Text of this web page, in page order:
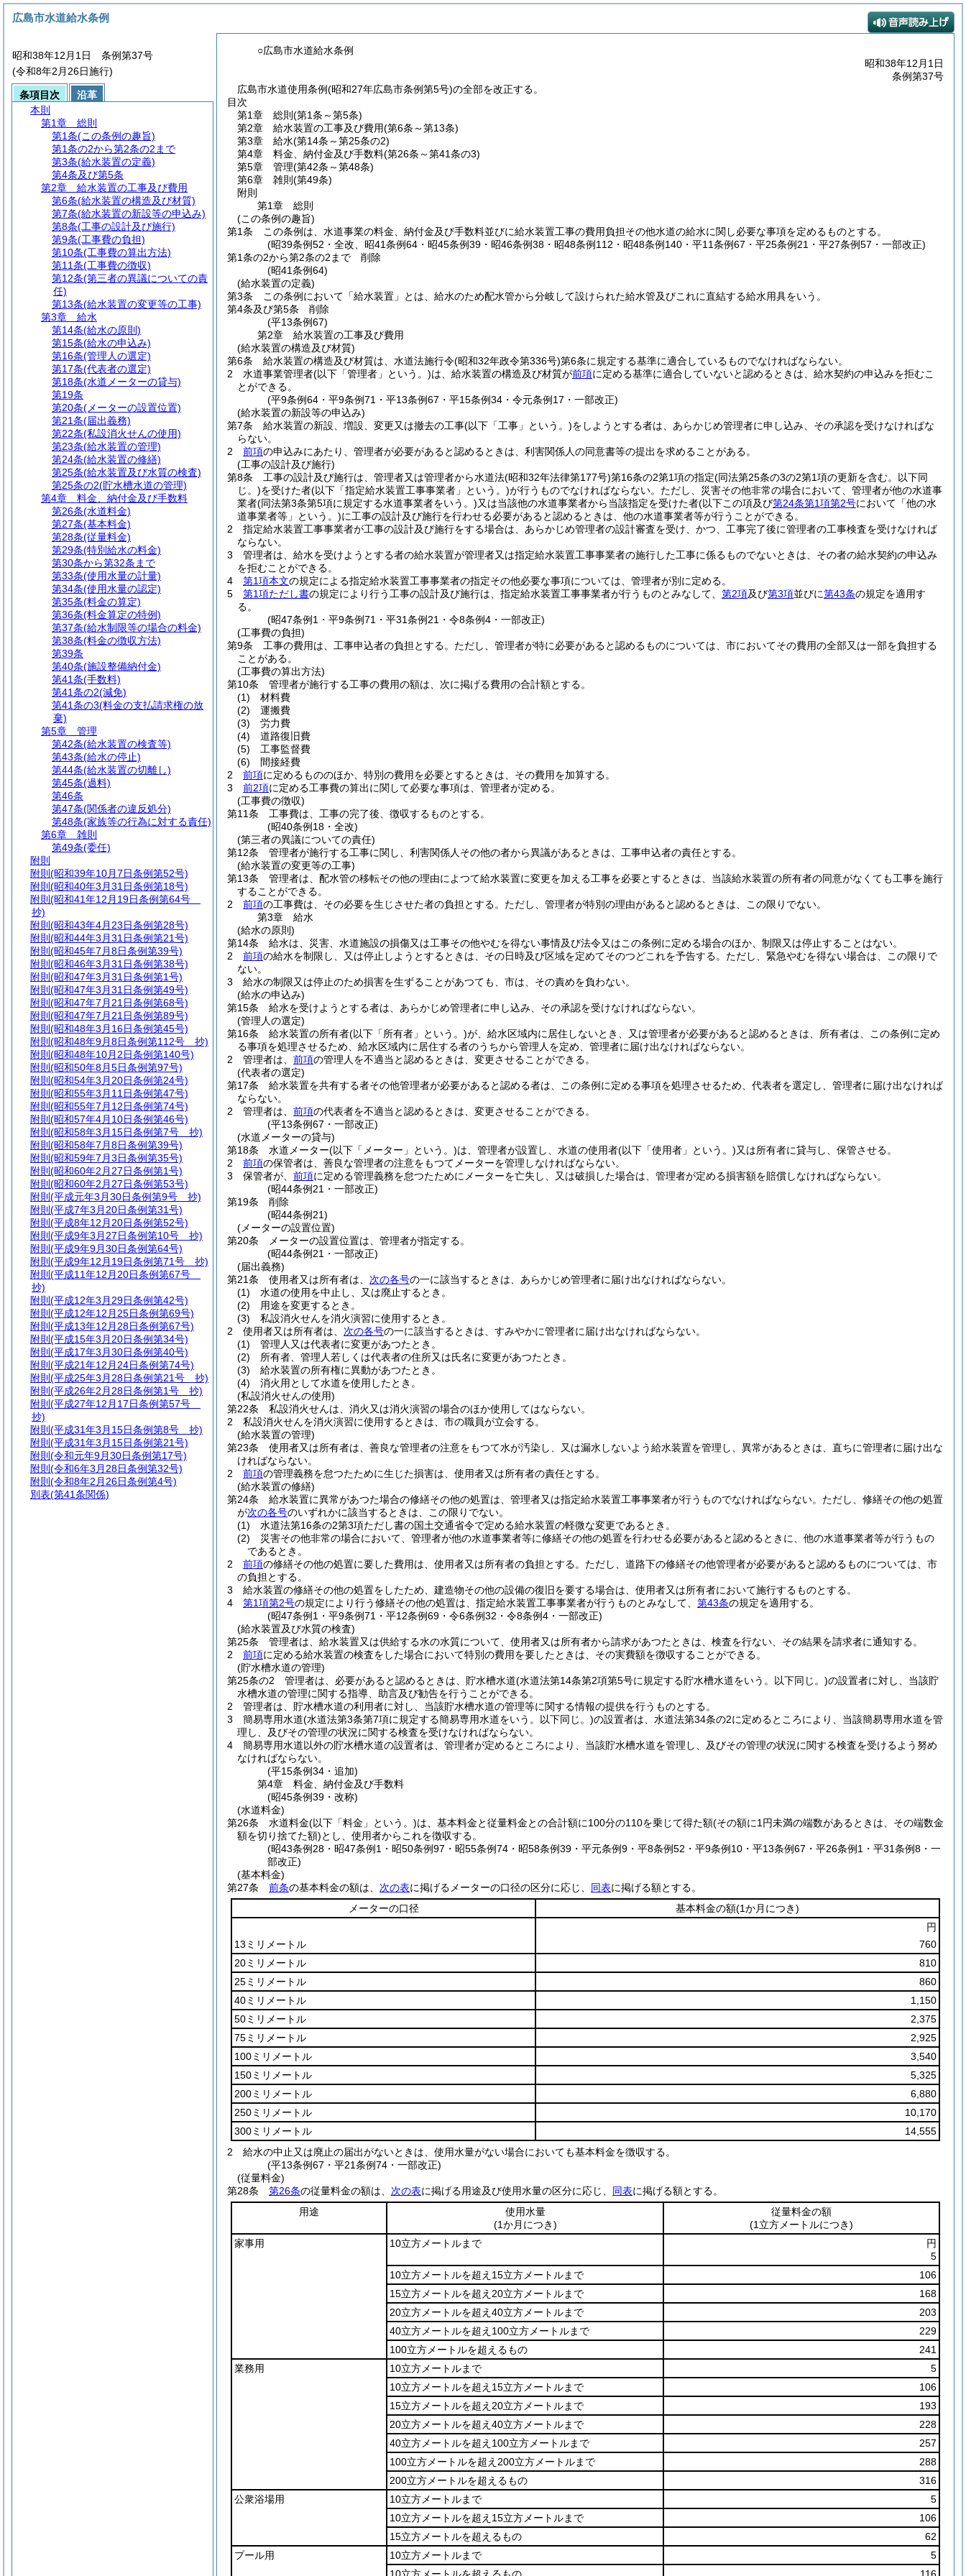
○広島市水道給水条例
昭和38年12月1日
条例第37号
広島市水道使用条例(昭和27年広島市条例第5号)の全部を改正する。
目次
第1章
総則 (第1条～第5条)
第2章
給水装置の工事及び費用(第6条～第13条)
第3章
給水(第14条～第25条の2)
第4章
料金、納付金及び手数料(第26条～第41条の3)
第5章
管理(第42条～第48条)
第6章
雑則 (第49条)
附則
第1章
総則
(この条例の趣旨)
第1条
この条例は、水道事業の料金、納付金及び手数料並びに給水装置工事の費用負担その他水道の給水に関し必要な事項を定めるものとする。
(昭39条例52・全改、昭41条例64・昭45条例39・昭46条例38・昭48条例112・昭48条例140・平11条例67・平25条例21・平27条例57・一部改正)
第1条の2から第2条の2まで
削除
(昭41条例64)
(給水装置の定義)
第3条
この条例において「給水装置」とは、給水のため配水管から分岐して設けられた給水管及びこれに直結する給水用具をいう。
第4条及び第5条
削除
(平13条例67)
第2章
給水装置の工事及び費用
(給水装置の構造及び材質)
第6条
給水装置の構造及び材質は、水道法施行令(昭和32年政令第336号)第6条に規定する基準に適合しているものでなければならない。
2
水道事業管理者(以下「管理者」という。)は、給水装置の構造及び材質が前項に定める基準に適合していないと認めるときは、給水契約の申込みを拒むこ
とができる。
(平9条例64・平9条例71・平13条例67・平15条例34・令元条例17・一部改正)
(給水装置の新設等の申込み)
第7条
給水装置の新設、増設、変更又は撤去の工事(以下「工事」という。)をしようとする者は、あらかじめ管理者に申し込み、その承認を受けなければな
らない。
2
前項の申込みにあたり、管理者が必要があると認めるときは、利害関係人の同意書等の提出を求めることがある。
(工事の設計及び施行)
第8条
工事の設計及び施行は、管理者又は管理者から水道法(昭和32年法律第177号)第16条の2第1項の指定(同法第25条の3の2第1項の更新を含む。以下同
じ。)を受けた者(以下「指定給水装置工事事業者」という。)が行うものでなければならない。 ただし、災害その他非常の場合において、管理者が他の水道事
業者(同法第3条第5項に規定する水道事業者をいう。)又は当該他の水道事業者から当該指定を受けた者(以下この項及び第24条第1項第2号において「他の水
道事業者等」という。)に工事の設計及び施行を行わせる必要があると認めるときは、他の水道事業者等が行うことができる。
2
指定給水装置工事事業者が工事の設計及び施行をする場合は、あらかじめ管理者の設計審査を受け、かつ、工事完了後に管理者の工事検査を受けなければ
ならない。
3
管理者は、給水を受けようとする者の給水装置が管理者又は指定給水装置工事事業者の施行した工事に係るものでないときは、その者の給水契約の申込み
を拒むことができる。
4
第1項本文の規定による指定給水装置工事事業者の指定その他必要な事項については、管理者が別に定める。
5
第1項ただし書の規定により行う工事の設計及び施行は、指定給水装置工事事業者が行うものとみなして、 第2項及び第3項並びに第43条の規定を適用す
る。
(昭47条例1・平9条例71・平31条例21・令8条例4・一部改正)
(工事費の負担)
第9条
工事の費用は、工事申込者の負担とする。 ただし、管理者が特に必要があると認めるものについては、市においてその費用の全部又は一部を負担する
ことがある。
(工事費の算出方法)
第10条
管理者が施行する工事の費用の額は、次に掲げる費用の合計額とする。
(1)
材料費
(2)
運搬費
(3)
労力費
(4)
道路復旧費
(5)
工事監督費
(6)
間接経費
2
前項に定めるもののほか、特別の費用を必要とするときは、その費用を加算する。
3
前2項に定める工事費の算出に関して必要な事項は、管理者が定める。
(工事費の徴収)
第11条
工事費は、工事の完了後、徴収するものとする。
(昭40条例18・全改)
(第三者の異議についての責任)
第12条
管理者が施行する工事に関し、利害関係人その他の者から異議があるときは、工事申込者の責任とする。
(給水装置の変更等の工事)
第13条
管理者は、配水管の移転その他の理由によつて給水装置に変更を加える工事を必要とするときは、当該給水装置の所有者の同意がなくても工事を施行
することができる。
2
前項の工事費は、その必要を生じさせた者の負担とする。 ただし、管理者が特別の理由があると認めるときは、この限りでない。
第3章
給水
(給水の原則)
第14条
給水は、災害、水道施設の損傷又は工事その他やむを得ない事情及び法令又はこの条例に定める場合のほか、制限又は停止することはない。
2
前項の給水を制限し、又は停止しようとするときは、その日時及び区域を定めてそのつどこれを予告する。 ただし、緊急やむを得ない場合は、この限りで
ない。
3
給水の制限又は停止のため損害を生ずることがあつても、市は、その責めを負わない。
(給水の申込み)
第15条
給水を受けようとする者は、あらかじめ管理者に申し込み、その承認を受けなければならない。
(管理人の選定)
第16条
給水装置の所有者(以下「所有者」という。)が、給水区域内に居住しないとき、又は管理者が必要があると認めるときは、所有者は、この条例に定め
る事項を処理させるため、給水区域内に居住する者のうちから管理人を定め、管理者に届け出なければならない。
2
管理者は、 前項の管理人を不適当と認めるときは、変更させることができる。
(代表者の選定)
第17条
給水装置を共有する者その他管理者が必要があると認める者は、この条例に定める事項を処理させるため、代表者を選定し、管理者に届け出なければ
ならない。
2
管理者は、 前項の代表者を不適当と認めるときは、変更させることができる。
(平13条例67・一部改正)
(水道メーターの貸与)
第18条
水道メーター(以下「メーター」という。)は、管理者が設置し、水道の使用者(以下「使用者」という。)又は所有者に貸与し、保管させる。
2
前項の保管者は、善良な管理者の注意をもつてメーターを管理しなければならない。
3
保管者が、 前項に定める管理義務を怠つたためにメーターを亡失し、又は破損した場合は、管理者が定める損害額を賠償しなければならない。
(昭44条例21・一部改正)
第19条
削除
(昭44条例21)
(メーターの設置位置)
第20条
メーターの設置位置は、管理者が指定する。
(昭44条例21・一部改正)
(届出義務)
第21条
使用者又は所有者は、 次の各号の一に該当するときは、あらかじめ管理者に届け出なければならない。
(1)
水道の使用を中止し、又は廃止するとき。
(2)
用途を変更するとき。
(3)
私設消火せんを消火演習に使用するとき。
2
使用者又は所有者は、 次の各号の一に該当するときは、すみやかに管理者に届け出なければならない。
(1)
管理人又は代表者に変更があつたとき。
(2)
所有者、管理人若しくは代表者の住所又は氏名に変更があつたとき。
(3)
給水装置の所有権に異動があつたとき。
(4)
消火用として水道を使用したとき。
(私設消火せんの使用)
第22条
私設消火せんは、消火又は消火演習の場合のほか使用してはならない。
2
私設消火せんを消火演習に使用するときは、市の職員が立会する。
(給水装置の管理)
第23条
使用者又は所有者は、善良な管理者の注意をもつて水が汚染し、又は漏水しないよう給水装置を管理し、異常があるときは、直ちに管理者に届け出な
ければならない。
2
前項の管理義務を怠つたために生じた損害は、使用者又は所有者の責任とする。
(給水装置の修繕)
第24条
給水装置に異常があつた場合の修繕その他の処置は、管理者又は指定給水装置工事事業者が行うものでなければならない。 ただし、修繕その他の処置
が次の各号のいずれかに該当するときは、この限りでない。
(1)
水道法第16条の2第3項ただし書の国土交通省令で定める給水装置の軽微な変更であるとき。
(2)
災害その他非常の場合において、管理者が他の水道事業者等に修繕その他の処置を行わせる必要があると認めるときに、他の水道事業者等が行うもの
であるとき。
2
前項の修繕その他の処置に要した費用は、使用者又は所有者の負担とする。 ただし、道路下の修繕その他管理者が必要があると認めるものについては、市
の負担とする。
3
給水装置の修繕その他の処置をしたため、建造物その他の設備の復旧を要する場合は、使用者又は所有者において施行するものとする。
4
第1項第2号の規定により行う修繕その他の処置は、指定給水装置工事事業者が行うものとみなして、 第43条の規定を適用する。
(昭47条例1・平9条例71・平12条例69・令6条例32・令8条例4・一部改正)
(給水装置及び水質の検査)
第25条
管理者は、給水装置又は供給する水の水質について、使用者又は所有者から請求があつたときは、検査を行ない、その結果を請求者に通知する。
2
前項に定める給水装置の検査をした場合において特別の費用を要したときは、その実費額を徴収することができる。
(貯水槽水道の管理)
第25条の2
管理者は、必要があると認めるときは、貯水槽水道(水道法第14条第2項第5号に規定する貯水槽水道をいう。以下同じ。)の設置者に対し、当該貯
水槽水道の管理に関する指導、助言及び勧告を行うことができる。
2
管理者は、貯水槽水道の利用者に対し、当該貯水槽水道の管理等に関する情報の提供を行うものとする。
3
簡易専用水道(水道法第3条第7項に規定する簡易専用水道をいう。以下同じ。)の設置者は、水道法第34条の2に定めるところにより、当該簡易専用水道を管
理し、及びその管理の状況に関する検査を受けなければならない。
4
簡易専用水道以外の貯水槽水道の設置者は、管理者が定めるところにより、当該貯水槽水道を管理し、及びその管理の状況に関する検査を受けるよう努め
なければならない。
(平15条例34・追加)
第4章
料金、納付金及び手数料
(昭45条例39・改称)
(水道料金)
第26条
水道料金(以下「料金」という。)は、基本料金と従量料金との合計額に100分の110を乗じて得た額(その額に1円未満の端数があるときは、その端数金
額を切り捨てた額)とし、使用者からこれを徴収する。
(昭43条例28・昭47条例1・昭50条例97・昭55条例74・昭58条例39・平元条例9・平8条例52・平9条例10・平13条例67・平26条例1・平31条例8・一
部改正)
(基本料金)
第27条
前条の基本料金の額は、 次の表に掲げるメーターの口径の区分に応じ、 同表に掲げる額とする。
メーターの口径
基本料金の額(1か月につき)
円
13ミリメートル
760
20ミリメートル
810
25ミリメートル
860
40ミリメートル
1,150
50ミリメートル
2,375
75ミリメートル
2,925
100ミリメートル
3,540
150ミリメートル
5,325
200ミリメートル
6,880
250ミリメートル
10,170
300ミリメートル
14,555
2
給水の中止又は廃止の届出がないときは、使用水量がない場合においても基本料金を徴収する。
(平13条例67・平21条例74・一部改正)
(従量料金)
第28条
第26条の従量料金の額は、 次の表に掲げる用途及び使用水量の区分に応じ、 同表に掲げる額とする。
用途
使用水量
(1か月につき)
従量料金の額
(1立方メートルにつき)
家事用
10立方メートルまで
円
5
10立方メートルを超え15立方メートルまで
106
15立方メートルを超え20立方メートルまで
168
20立方メートルを超え40立方メートルまで
203
40立方メートルを超え100立方メートルまで
229
100立方メートルを超えるもの
241
業務用
10立方メートルまで
5
10立方メートルを超え15立方メートルまで
106
15立方メートルを超え20立方メートルまで
193
20立方メートルを超え40立方メートルまで
228
40立方メートルを超え100立方メートルまで
257
100立方メートルを超え200立方メートルまで
288
200立方メートルを超えるもの
316
公衆浴場用
10立方メートルまで
5
10立方メートルを超え15立方メートルまで
106
15立方メートルを超えるもの
62
プール用
10立方メートルまで
5
広島市水道給水条例
昭和38年12月1日 条例第37号
(令和8年2月26日施行)
条項目次
沿革
本則
第1章
総則
第1条(この条例の趣旨)
第1条の2から第2条の2まで
第3条(給水装置の定義)
第4条及び第5条
第2章
給水装置の工事及び費用
第6条(給水装置の構造及び材質)
第7条(給水装置の新設等の申込み)
第8条(工事の設計及び施行)
第9条(工事費の負担)
第10条(工事費の算出方法)
第11条(工事費の徴収)
第12条(第三者の異議についての責
任)
第13条(給水装置の変更等の工事)
第3章
給水
第14条(給水の原則)
第15条(給水の申込み)
第16条(管理人の選定)
第17条(代表者の選定)
第18条(水道メーターの貸与)
第19条
第20条(メーターの設置位置)
第21条(届出義務)
第22条(私設消火せんの使用)
第23条(給水装置の管理)
第24条(給水装置の修繕)
第25条(給水装置及び水質の検査)
第25条の2(貯水槽水道の管理)
第4章
料金、納付金及び手数料
第26条(水道料金)
第27条(基本料金)
第28条(従量料金)
第29条(特別給水の料金)
第30条から第32条まで
第33条(使用水量の計量)
第34条(使用水量の認定)
第35条(料金の算定)
第36条(料金算定の特例)
第37条(給水制限等の場合の料金)
第38条(料金の徴収方法)
第39条
第40条(施設整備納付金)
第41条(手数料)
第41条の2(減免)
第41条の3(料金の支払請求権の放
棄)
第5章
管理
第42条(給水装置の検査等)
第43条(給水の停止)
第44条(給水装置の切離し)
第45条(過料)
第46条
第47条(関係者の違反処分)
第48条(家族等の行為に対する責任)
第6章
雑則
第49条(委任)
附則
附則 (昭和39年10月7日条例第52号)
附則 (昭和40年3月31日条例第18号)
附則 (昭和41年12月19日条例第64号
抄)
附則 (昭和43年4月23日条例第28号)
附則 (昭和44年3月31日条例第21号)
附則 (昭和45年7月8日条例第39号)
附則 (昭和46年3月31日条例第38号)
附則 (昭和47年3月31日条例第1号)
附則 (昭和47年3月31日条例第49号)
附則 (昭和47年7月21日条例第68号)
附則 (昭和47年7月21日条例第89号)
附則 (昭和48年3月16日条例第45号)
附則 (昭和48年9月8日条例第112号 抄)
附則 (昭和48年10月2日条例第140号)
附則 (昭和50年8月5日条例第97号)
附則 (昭和54年3月20日条例第24号)
附則 (昭和55年3月11日条例第47号)
附則 (昭和55年7月12日条例第74号)
附則 (昭和57年4月10日条例第46号)
附則 (昭和58年3月15日条例第7号 抄)
附則 (昭和58年7月8日条例第39号)
附則 (昭和59年7月3日条例第35号)
附則 (昭和60年2月27日条例第1号)
附則 (昭和60年2月27日条例第53号)
附則 (平成元年3月30日条例第9号 抄)
附則 (平成7年3月20日条例第31号)
附則 (平成8年12月20日条例第52号)
附則 (平成9年3月27日条例第10号 抄)
附則 (平成9年9月30日条例第64号)
附則 (平成9年12月19日条例第71号 抄)
附則 (平成11年12月20日条例第67号
抄)
附則 (平成12年3月29日条例第42号)
附則 (平成12年12月25日条例第69号)
附則 (平成13年12月28日条例第67号)
附則 (平成15年3月20日条例第34号)
附則 (平成17年3月30日条例第40号)
附則 (平成21年12月24日条例第74号)
附則 (平成25年3月28日条例第21号 抄)
附則 (平成26年2月28日条例第1号 抄)
附則 (平成27年12月17日条例第57号
抄)
附則 (平成31年3月15日条例第8号 抄)
附則 (平成31年3月15日条例第21号)
附則 (令和元年9月30日条例第17号)
附則 (令和6年3月28日条例第32号)
附則 (令和8年2月26日条例第4号)
別表(第41条関係)